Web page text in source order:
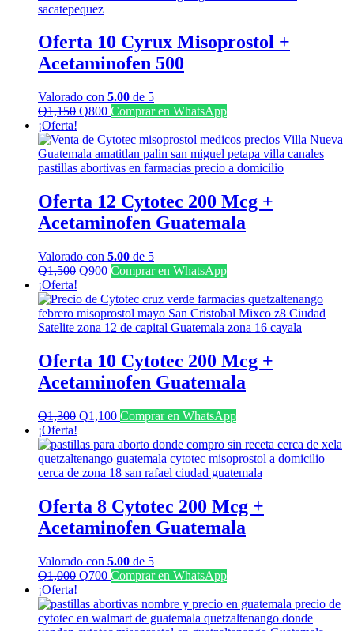
Oferta 10 Cyrux Misoprostol +
Acetaminofen 500
Valorado con 5.00 de 5
Q1,150 El
original
era:
Q1,150.
Q800El
actual
es:
Q800.
Comprar en WhatsApp
¡Oferta!
Oferta 12 Cytotec 200 Mcg +
Acetaminofen Guatemala
Valorado con 5.00 de 5
Q1,500 El
original
era:
Q1,500.
Q900El
actual
es:
Q900.
Comprar en WhatsApp
¡Oferta!
Oferta 10 Cytotec 200 Mcg +
Acetaminofen Guatemala
Q1,300 El
original
era:
Q1,300.
Q1,100El
actual
es:
Q1,100.
Comprar en WhatsApp
¡Oferta!
Oferta 8 Cytotec 200 Mcg +
Acetaminofen Guatemala
Valorado con 5.00 de 5
Q1,000 El
original
era:
Q700El
actual
es:
Comprar en WhatsApp
¡Oferta!